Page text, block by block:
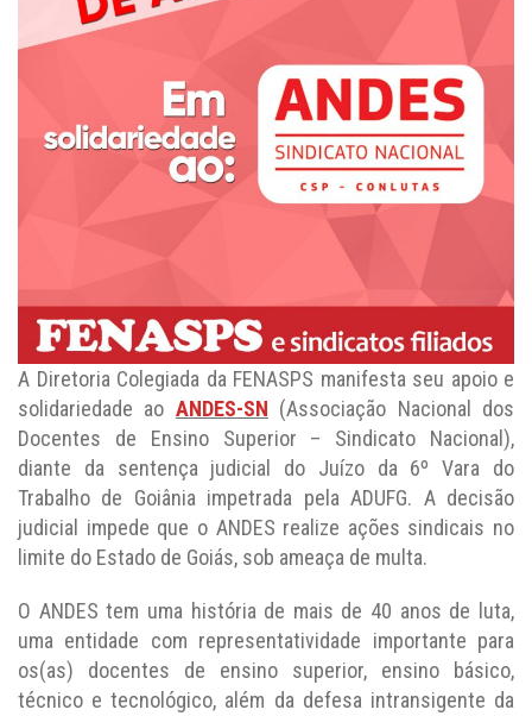
A Diretoria Colegiada da FENASPS manifesta seu apoio e
solidariedade ao ANDES-SN (Associação Nacional dos
Docentes de Ensino Superior – Sindicato Nacional),
diante da sentença judicial do Juízo da 6º Vara do
Trabalho de Goiânia impetrada pela ADUFG. A decisão
judicial impede que o ANDES realize ações sindicais no
limite do Estado de Goiás, sob ameaça de multa.
O ANDES tem uma história de mais de 40 anos de luta,
uma entidade com representatividade importante para
os(as) docentes de ensino superior, ensino básico,
técnico e tecnológico, além da defesa intransigente da